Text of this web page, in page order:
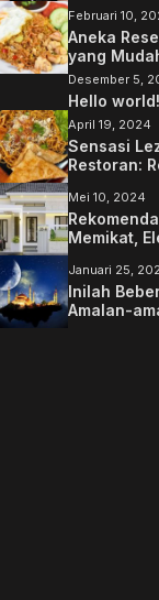
Februari 10,
Aneka
yang
Desember 5,
Hello world!
April 19, 2024
Sensasi
Restoran:
Mei 10, 2024
Memikat,
Januari 25,
Inilah
Amalan-